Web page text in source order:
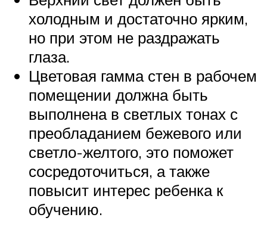
холодным и достаточно ярким,
но при этом не раздражать
глаза.
Цветовая гамма стен в рабочем
помещении должна быть
выполнена в светлых тонах с
преобладанием бежевого или
светло-желтого, это поможет
сосредоточиться, а также
повысит интерес ребенка к
обучению.